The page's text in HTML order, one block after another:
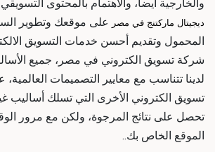
والخارجية ايضا، والاهتمام بالمحتوى
ديجيتال ماركتنج في مصر
على موقعك وتطوير
المحمول وتقديم أحسن خدمات التسويق
شركة تسويق الكتروني في مصر، جميع
لدينا تتناسب مع معايير التصميمات
تسويق الكتروني الأخرى التي تسلك أساليب
تحصل على نتائج المرجوة، ولكن مع مرور
الموقع الخاص بك..